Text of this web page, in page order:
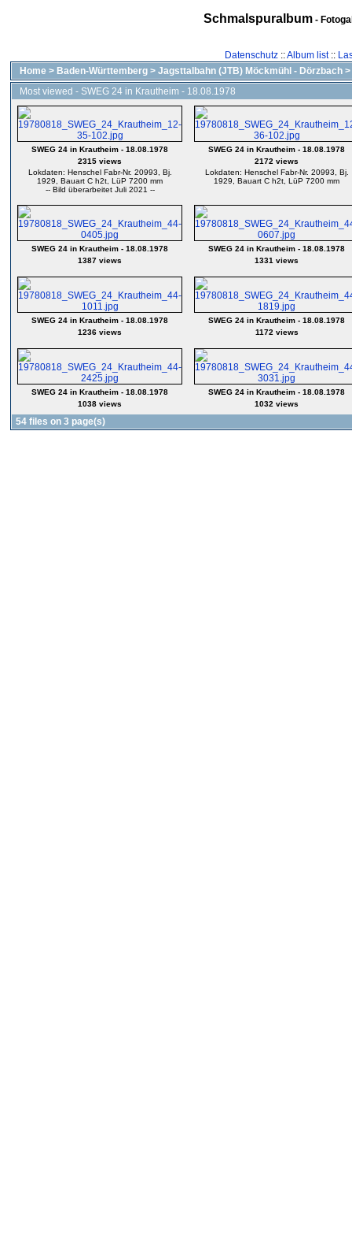
Schmalspuralbum-
Datenschutz::Album list::
Home > Baden-Württemberg > Jagsttalbahn (JTB) Möckmühl - Dörzbach >
Most viewed - SWEG 24 in Krautheim - 18.08.1978
SWEG 24 in Krautheim - 18.08.1978
2315 views
Lokdaten: Henschel Fabr-Nr. 20993, Bj.
1929, Bauart C h2t, LüP 7200 mm
-- Bild überarbeitet Juli 2021 --
SWEG 24 in Krautheim - 18.08.1978
2172 views
Lokdaten: Henschel Fabr-Nr. 20993, Bj.
1929, Bauart C h2t, LüP 7200 mm
SWEG 24 in Krautheim - 18.08.1978
1387 views
SWEG 24 in Krautheim - 18.08.1978
1331 views
SWEG 24 in Krautheim - 18.08.1978
1236 views
SWEG 24 in Krautheim - 18.08.1978
1172 views
SWEG 24 in Krautheim - 18.08.1978
1038 views
SWEG 24 in Krautheim - 18.08.1978
1032 views
54 files on 3 page(s)